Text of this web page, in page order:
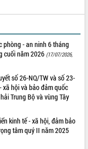
phòng - an ninh 6 tháng
cuối năm 2026 (17/07/2026,
số 26-NQ/TW và số 23-
xã hội và bảo đảm quốc
Trung Bộ và vùng Tây
kinh tế - xã hội, đảm bảo
tâm quý II năm 2025